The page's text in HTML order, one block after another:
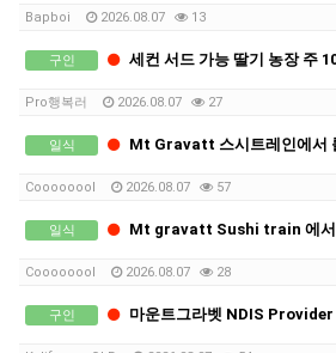
Bapboi 2026.08.07 13
구인 세컨 서드 가능 딸기 농장 주
Pro행복러 2026.08.07 27
일식 Mt Gravatt 스시트레인에서 롤메
Coooooool 2026.08.07 57
일식 Mt gravatt Sushi train 에서 주방
Coooooool 2026.08.07 28
구인 마운트그라벳 NDIS Provider Operations